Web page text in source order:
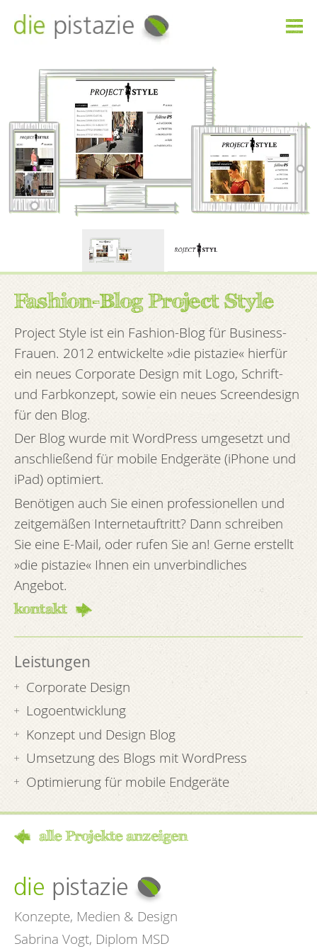

Fashion-Blog Project Style
Project Style ist ein Fashion-Blog für Business-
Frauen. 2012 entwickelte »die pistazie« hierfür
ein neues Corporate Design mit Logo, Schrift-
und Farbkonzept, sowie ein neues Screendesign
für den Blog.
Der Blog wurde mit WordPress umgesetzt und
anschließend für mobile Endgeräte (iPhone und
iPad) optimiert.
Benötigen auch Sie einen professionellen und
zeitgemäßen Internetauftritt? Dann schreiben
Sie eine E-Mail, oder rufen Sie an! Gerne erstellt
»die pistazie« Ihnen ein unverbindliches
Angebot.
kontakt
Leistungen
Corporate Design
Logoentwicklung
Konzept und Design Blog
Umsetzung des Blogs mit WordPress
Optimierung für mobile Endgeräte
alle Projekte anzeigen
Konzepte, Medien & Design
Sabrina Vogt, Diplom MSD